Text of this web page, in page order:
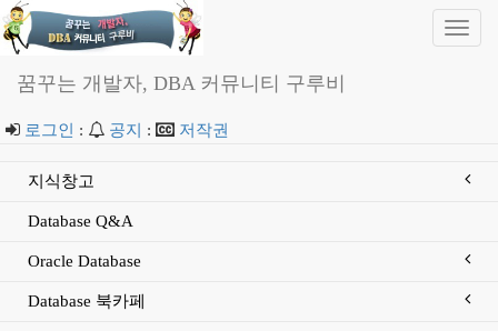
꿈꾸는 개발자, DBA 커뮤니티 구루비
로그인 : 공지 : 저작권
지식창고
Database Q&A
Oracle Database
Database 북카페